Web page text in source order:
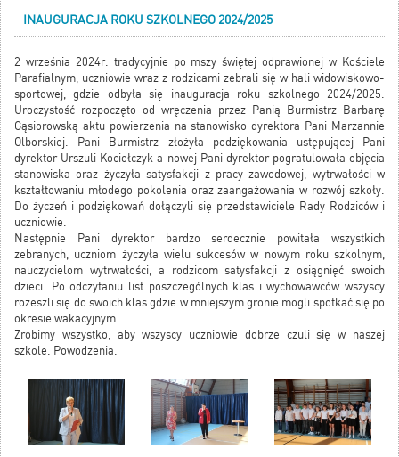
INAUGURACJA ROKU SZKOLNEGO 2024/2025
2 września 2024r. tradycyjnie po mszy świętej odprawionej w Kościele
Parafialnym, uczniowie wraz z rodzicami zebrali się w hali widowiskowo-
sportowej, gdzie odbyła się inauguracja roku szkolnego 2024/2025.
Uroczystość rozpoczęto od wręczenia przez Panią Burmistrz Barbarę
Gąsiorowską aktu powierzenia na stanowisko dyrektora Pani Marzannie
Olborskiej. Pani Burmistrz złożyła podziękowania ustępującej Pani
dyrektor Urszuli Kociołczyk a nowej Pani dyrektor pogratulowała objęcia
stanowiska oraz życzyła satysfakcji z pracy zawodowej, wytrwałości w
kształtowaniu młodego pokolenia oraz zaangażowania w rozwój szkoły.
Do życzeń i podziękowań dołączyli się przedstawiciele Rady Rodziców i
uczniowie.
Następnie Pani dyrektor bardzo serdecznie powitała wszystkich
zebranych, uczniom życzyła wielu sukcesów w nowym roku szkolnym,
nauczycielom wytrwałości, a rodzicom satysfakcji z osiągnięć swoich
dzieci. Po odczytaniu list poszczególnych klas i wychowawców wszyscy
rozeszli się do swoich klas gdzie w mniejszym gronie mogli spotkać się po
okresie wakacyjnym.
Zrobimy wszystko, aby wszyscy uczniowie dobrze czuli się w naszej
szkole. Powodzenia.